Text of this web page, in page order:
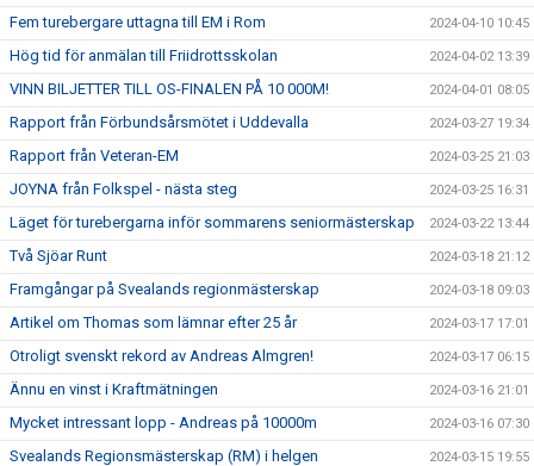
Fem turebergare uttagna till EM i Rom 2024-04-10 10:45
Hög tid för anmälan till Friidrottsskolan 2024-04-02 13:39
VINN BILJETTER TILL OS-FINALEN PÅ 10 000M! 2024-04-01 08:05
Rapport från Förbundsårsmötet i Uddevalla 2024-03-27 19:34
Rapport från Veteran-EM 2024-03-25 21:03
JOYNA från Folkspel - nästa steg 2024-03-25 16:31
Läget för turebergarna inför sommarens seniormästerskap 2024-03-22 13:44
Två Sjöar Runt 2024-03-18 21:12
Framgångar på Svealands regionmästerskap 2024-03-18 09:03
Artikel om Thomas som lämnar efter 25 år 2024-03-17 17:01
Otroligt svenskt rekord av Andreas Almgren! 2024-03-17 06:15
Ännu en vinst i Kraftmätningen 2024-03-16 21:01
Mycket intressant lopp - Andreas på 10000m 2024-03-16 07:30
Svealands Regionsmästerskap (RM) i helgen 2024-03-15 19:55